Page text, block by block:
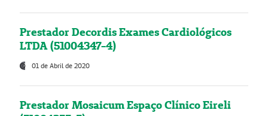
Prestador Decordis Exames Cardiológicos
LTDA (51004347-4)
01 de Abril de 2020
Prestador Mosaicum Espaço Clínico Eireli